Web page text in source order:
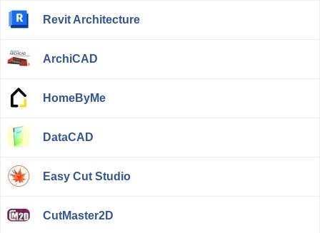
Revit Architecture
ArchiCAD
HomeByMe
DataCAD
Easy Cut Studio
CutMaster2D